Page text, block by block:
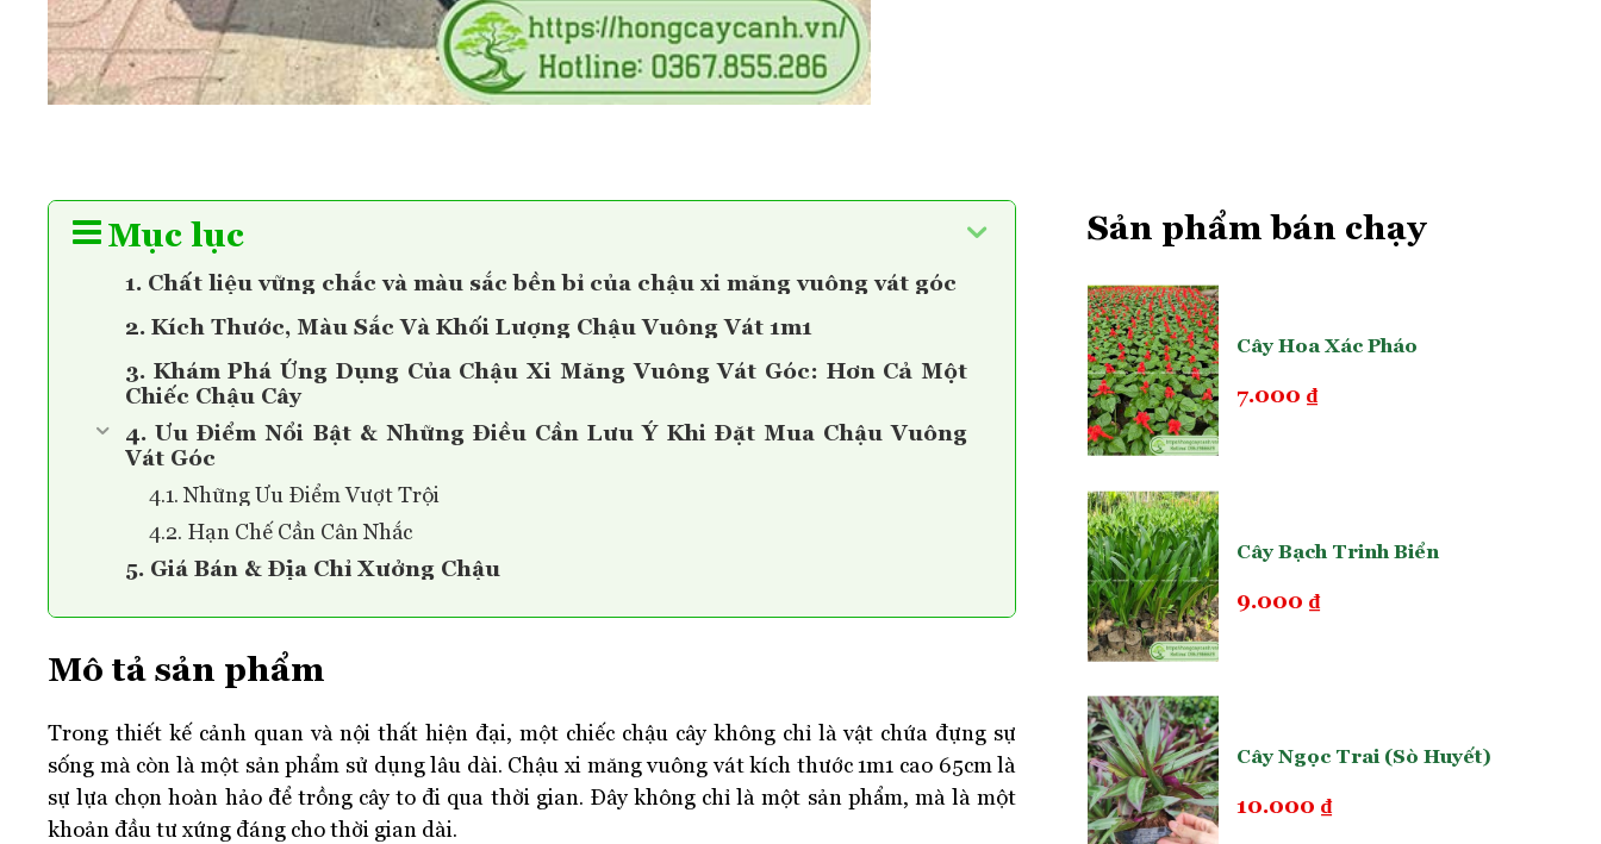
Mục lục
1. Chất liệu vững chắc và màu sắc bền bỉ của chậu xi măng vuông vát góc
2. Kích Thước, Màu Sắc Và Khối Lượng Chậu Vuông Vát 1m1
3. Khám Phá Ứng Dụng Của Chậu Xi Măng Vuông Vát Góc: Hơn Cả Một
Chiếc Chậu Cây
4. Ưu Điểm Nổi Bật & Những Điều Cần Lưu Ý Khi Đặt Mua Chậu Vuông
Vát Góc
4.1. Những Ưu Điểm Vượt Trội
4.2. Hạn Chế Cần Cân Nhắc
5. Giá Bán & Địa Chỉ Xưởng Chậu
Mô tả sản phẩm
Trong thiết kế cảnh quan và nội thất hiện đại, một chiếc chậu cây không chỉ là vật chứa đựng sự
sống mà còn là một sản phẩm sử dụng lâu dài. Chậu xi măng vuông vát kích thước 1m1 cao 65cm là
sự lựa chọn hoàn hảo để trồng cây to đi qua thời gian. Đây không chỉ là một sản phẩm, mà là một
khoản đầu tư xứng đáng cho thời gian dài.
Sản phẩm bán chạy
Cây Hoa Xác Pháo
7.000₫
Cây Bạch Trinh Biển
9.000₫
Cây Ngọc Trai (Sò Huyết)
10.000₫